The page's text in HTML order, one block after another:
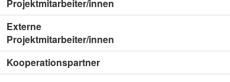
Projektmitarbeiter/innen
Externe
Projektmitarbeiter/innen
Kooperationspartner